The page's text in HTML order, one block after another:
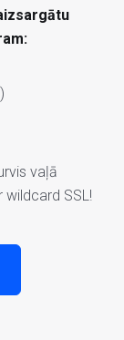
vaļā
wildcard SSL!